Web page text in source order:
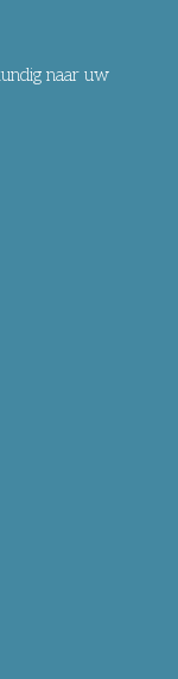
naar uw